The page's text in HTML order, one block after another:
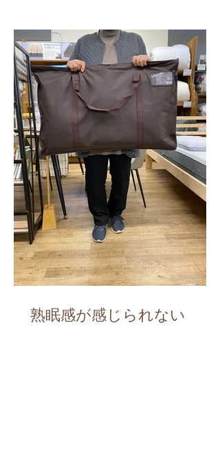
熟眠感が感じられない